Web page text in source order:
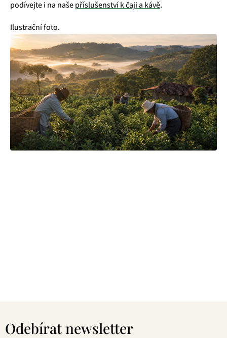
podívejte i na našepříslušenství k čaji a kávě.
Ilustrační foto.
Odebírat newsletter